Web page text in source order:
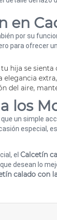
en
por su
para ofrecer
hija se
elegancia
del aire,
los
un simple
el Calcetín
desean lo
calado con